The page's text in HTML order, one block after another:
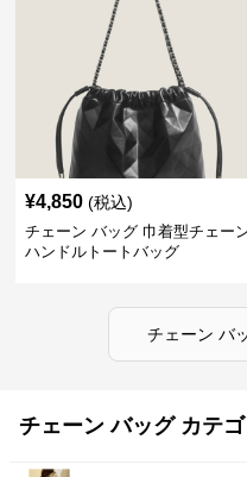
¥4,850 (税込)
チェーン バッグ 巾着型チェー
ハンドルトートバッグ
チェーン バ
チェーン バッグ カテ